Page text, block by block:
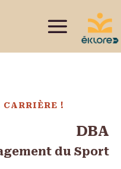
CARRIÈRE !
DBA
du Sport